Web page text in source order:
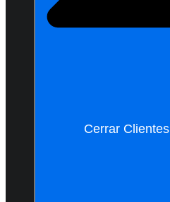
Cerrar Clientes